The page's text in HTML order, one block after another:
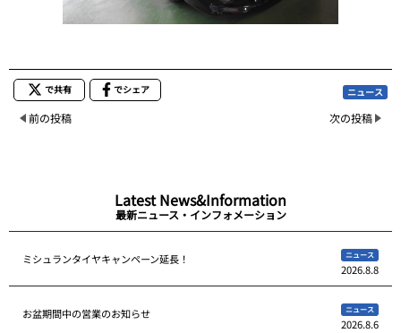
で共有 でシェア ニュース
前の投稿 次の投稿
Latest News&Information
最新ニュース・インフォメーション
ミシュランタイヤキャンペーン延長！ ニュース
2026.8.8
お盆期間中の営業のお知らせ ニュース
2026.8.6